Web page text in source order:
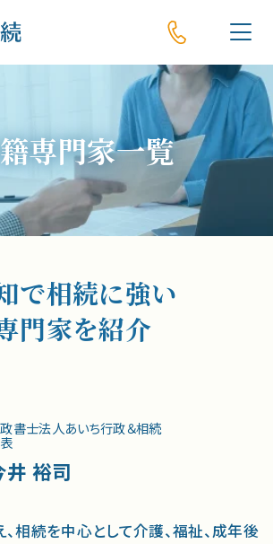
専門家一覧
で相続に強い
門家を紹介
書士法人あいち行政＆相続
井 裕司
相続を中心として介護、福祉、成年後